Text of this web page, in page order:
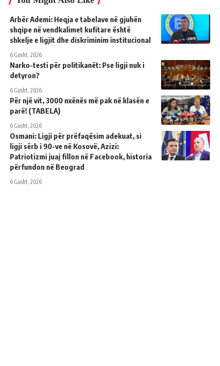
Arbër Ademi: Heqja e tabelave në gjuhën
shqipe në vendkalimet kufitare është
shkelje e ligjit dhe diskriminim institucional
6 Gusht, 2026
Narko-testi për politikanët: Pse ligji nuk i
detyron?
6 Gusht, 2026
Për një vit, 3000 nxënës më pak në klasën e
parë! (TABELA)
6 Gusht, 2026
Osmani: Ligji për prëfaqësim adekuat, si
ligji sërb i 90-ve në Kosovë, Azizi:
Patriotizmi juaj fillon në Facebook, historia
përfundon në Beograd
6 Gusht, 2026